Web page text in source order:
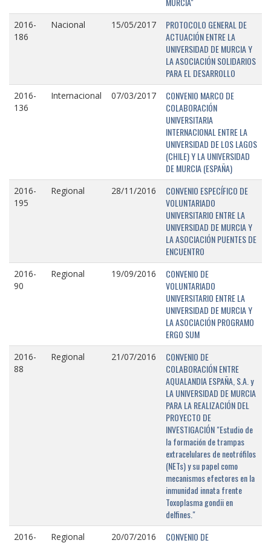
2016-
186
Nacional 15/05/2017
PROTOCOLO GENERAL DE
ACTUACIÓN ENTRE LA
UNIVERSIDAD DE MURCIA Y
LA ASOCIACIÓN SOLIDARIOS
PARA EL DESARROLLO
2016-
136
Internacional 07/03/2017
CONVENIO MARCO DE
COLABORACIÓN
UNIVERSITARIA
INTERNACIONAL ENTRE LA
UNIVERSIDAD DE LOS LAGOS
(CHILE) Y LA UNIVERSIDAD
DE MURCIA (ESPAÑA)
2016-
195
Regional 28/11/2016
CONVENIO ESPECÍFICO DE
VOLUNTARIADO
UNIVERSITARIO ENTRE LA
UNIVERSIDAD DE MURCIA Y
LA ASOCIACIÓN PUENTES DE
ENCUENTRO
2016-
90
Regional 19/09/2016
CONVENIO DE
VOLUNTARIADO
UNIVERSITARIO ENTRE LA
UNIVERSIDAD DE MURCIA Y
LA ASOCIACIÓN PROGRAMO
ERGO SUM
2016-
88
Regional 21/07/2016
CONVENIO DE
COLABORACIÓN ENTRE
AQUALANDIA ESPAÑA, S.A. y
LA UNIVERSIDAD DE MURCIA
PARA LA REALIZACIÓN DEL
PROYECTO DE
INVESTIGACIÓN "Estudio de
la formación de trampas
extracelulares de neotrófilos
(NETs) y su papel como
mecanismos efectores en la
inmunidad innata frente
Toxoplasma gondii en
delfines."
2016-
Regional 20/07/2016
CONVENIO DE